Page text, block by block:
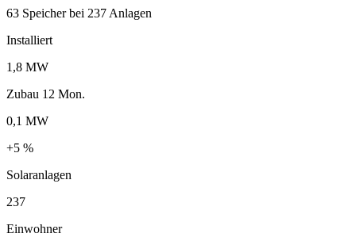
63 Speicher bei 237 Anlagen
Installiert
1,8 MW
Zubau 12 Mon.
0,1 MW
+5 %
Solaranlagen
237
Einwohner